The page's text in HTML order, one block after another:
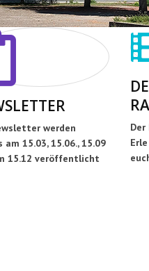
werden
am 15.03, 15.06., 15.09
15.12 veröffentlicht